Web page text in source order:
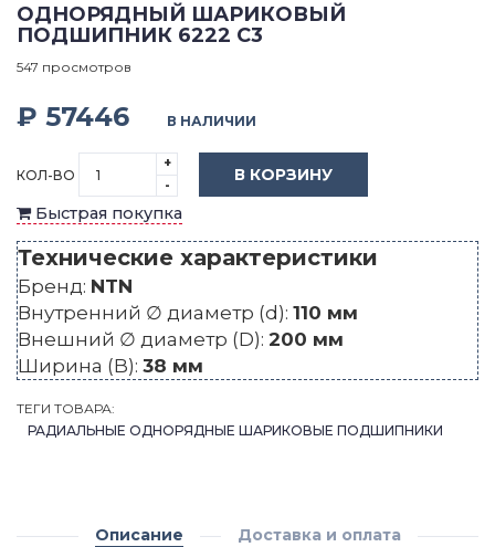
ОДНОРЯДНЫЙ ШАРИКОВЫЙ
ПОДШИПНИК 6222 C3
547 просмотров
₽ 57446 В НАЛИЧИИ
КОЛ-ВО
+
-
В КОРЗИНУ
Быстрая покупка
Технические характеристики
Бренд: NTN
Внутренний ∅ диаметр (d): 110 мм
Внешний ∅ диаметр (D): 200 мм
Ширина (B): 38 мм
ТЕГИ ТОВАРА:
РАДИАЛЬНЫЕ ОДНОРЯДНЫЕ ШАРИКОВЫЕ ПОДШИПНИКИ
Описание Доставка и оплата